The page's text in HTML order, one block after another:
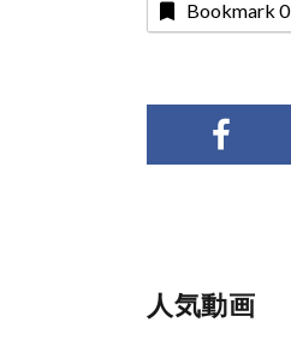
Bookmark 0
人気動画